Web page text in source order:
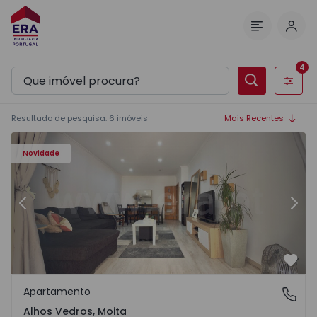
Filtros
4
Resultado de pesquisa: 6 imóveis Mais Recentes
Novidade
Apartamento T2 Moita, Alhos Vedros - 1572464 - 1
Anterior
Alhos Vedros, Moita
Apartamento
Alhos Vedros, Moita